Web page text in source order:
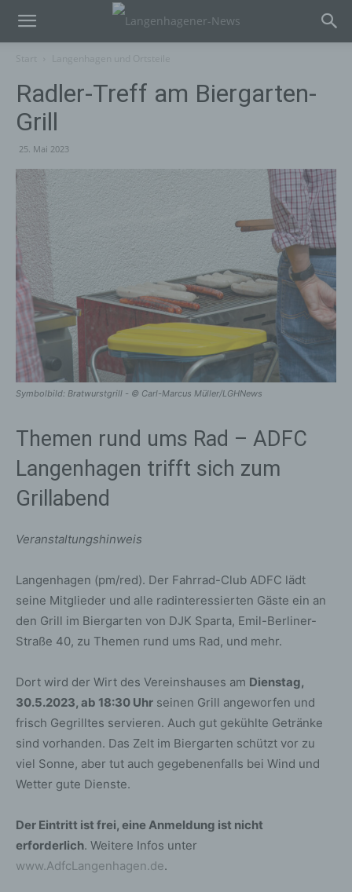
Radler-Treff am Biergarten-
Grill
25. Mai 2023
Symbolbild: Bratwurstgrill - © Carl-Marcus Müller/LGHNews
Themen rund ums Rad – ADFC
Langenhagen trifft sich zum
Grillabend
Veranstaltungshinweis
Langenhagen (pm/red). Der Fahrrad-Club ADFC lädt
seine Mitglieder und alle radinteressierten Gäste ein an
den Grill im Biergarten von DJK Sparta, Emil-Berliner-
Straße 40, zu Themen rund ums Rad, und mehr.
Dort wird der Wirt des Vereinshauses am Dienstag,
30.5.2023, ab 18:30 Uhr seinen Grill angeworfen und
frisch Gegrilltes servieren. Auch gut gekühlte Getränke
sind vorhanden. Das Zelt im Biergarten schützt vor zu
viel Sonne, aber tut auch gegebenenfalls bei Wind und
Wetter gute Dienste.
Der Eintritt ist frei, eine Anmeldung ist nicht
erforderlich. Weitere Infos unter
www.AdfcLangenhagen.de.